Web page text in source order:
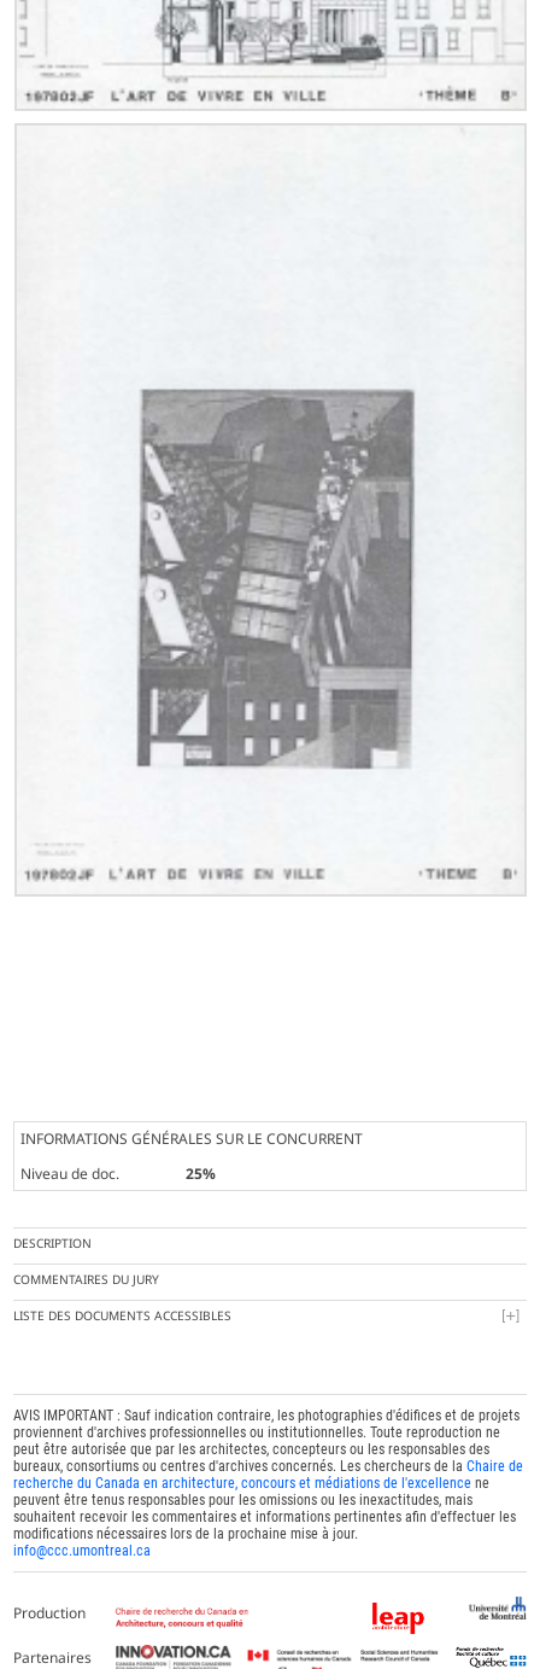
INFORMATIONS GÉNÉRALES SUR LE CONCURRENT
Niveau de doc.
25%
DESCRIPTION
COMMENTAIRES DU JURY
LISTE DES DOCUMENTS ACCESSIBLES
AVIS IMPORTANT : Sauf indication contraire, les photographies d'édifices et de projets
proviennent d'archives professionnelles ou institutionnelles. Toute reproduction ne
peut être autorisée que par les architectes, concepteurs ou les responsables des
bureaux, consortiums ou centres d'archives concernés. Les chercheurs de laChaire de
recherche du Canada en architecture, concours et médiations de l'excellence ne
peuvent être tenus responsables pour les omissions ou les inexactitudes, mais
souhaitent recevoir les commentaires et informations pertinentes afin d'effectuer les
modifications nécessaires lors de la prochaine mise à jour.
info@ccc.umontreal.ca
Production
Partenaires